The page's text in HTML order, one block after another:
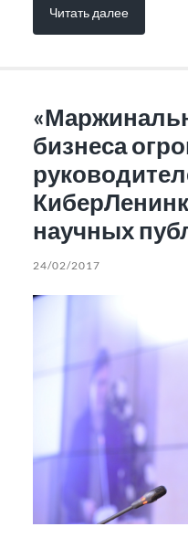
Читать далее
бизнеса
научных
24/02/2017